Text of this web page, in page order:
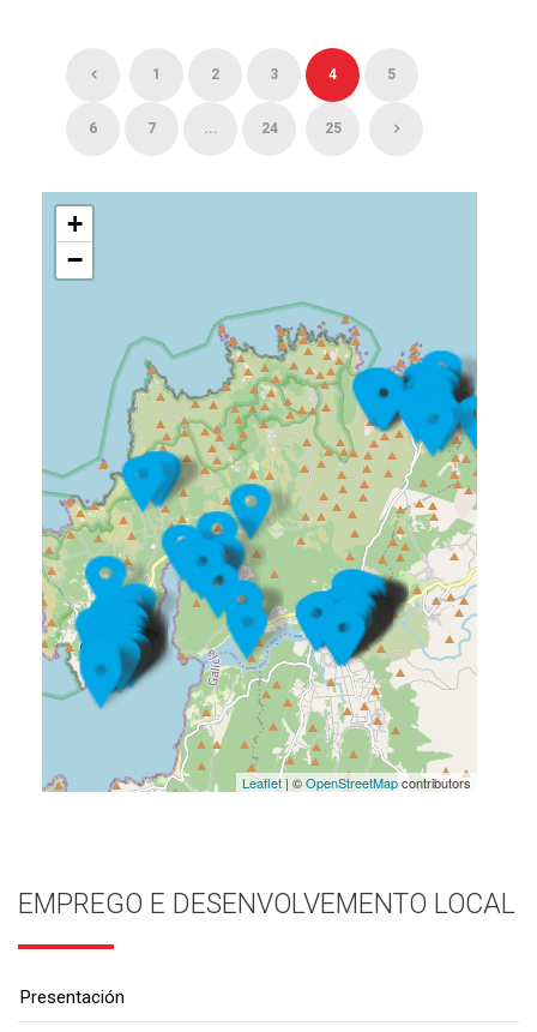
1 2 3 4 5
6 7 ... 24 25
+
−
Leaflet| ©OpenStreetMapcontributors
EMPREGO E DESENVOLVEMENTO LOCAL
Presentación